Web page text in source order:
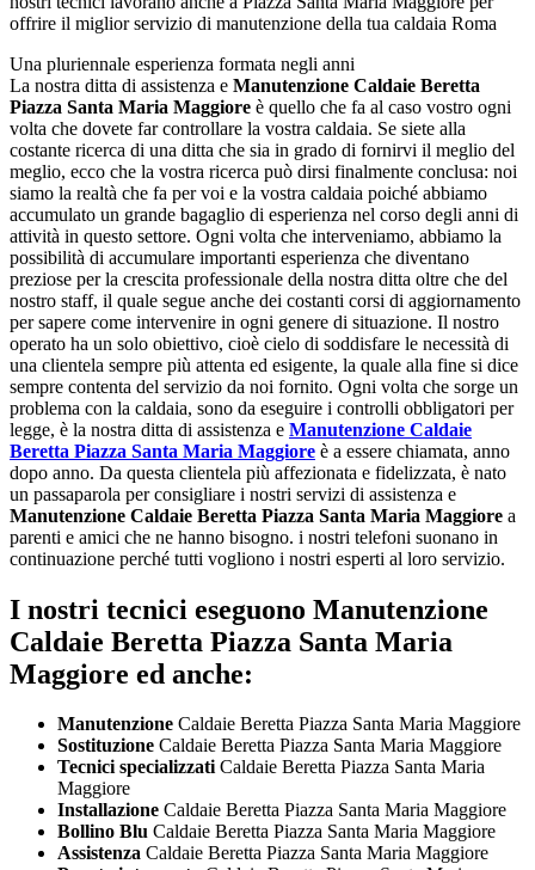
offrire il miglior servizio di manutenzione della tua caldaia Roma
Una pluriennale esperienza formata negli anni
La nostra ditta di assistenza e Manutenzione Caldaie Beretta
Piazza Santa Maria Maggiore è quello che fa al caso vostro ogni
volta che dovete far controllare la vostra caldaia. Se siete alla
costante ricerca di una ditta che sia in grado di fornirvi il meglio del
meglio, ecco che la vostra ricerca può dirsi finalmente conclusa: noi
siamo la realtà che fa per voi e la vostra caldaia poiché abbiamo
accumulato un grande bagaglio di esperienza nel corso degli anni di
attività in questo settore. Ogni volta che interveniamo, abbiamo la
possibilità di accumulare importanti esperienza che diventano
preziose per la crescita professionale della nostra ditta oltre che del
nostro staff, il quale segue anche dei costanti corsi di aggiornamento
per sapere come intervenire in ogni genere di situazione. Il nostro
operato ha un solo obiettivo, cioè cielo di soddisfare le necessità di
una clientela sempre più attenta ed esigente, la quale alla fine si dice
sempre contenta del servizio da noi fornito. Ogni volta che sorge un
problema con la caldaia, sono da eseguire i controlli obbligatori per
legge, è la nostra ditta di assistenza e Manutenzione Caldaie
Beretta Piazza Santa Maria Maggiore è a essere chiamata, anno
dopo anno. Da questa clientela più affezionata e fidelizzata, è nato
un passaparola per consigliare i nostri servizi di assistenza e
Manutenzione Caldaie Beretta Piazza Santa Maria Maggiore a
parenti e amici che ne hanno bisogno. i nostri telefoni suonano in
continuazione perché tutti vogliono i nostri esperti al loro servizio.
I nostri tecnici eseguono Manutenzione
Caldaie Beretta Piazza Santa Maria
Maggiore ed anche:
Manutenzione Caldaie Beretta Piazza Santa Maria Maggiore
Sostituzione Caldaie Beretta Piazza Santa Maria Maggiore
Tecnici specializzatiCaldaie Beretta Piazza Santa Maria
Maggiore
Installazione Caldaie Beretta Piazza Santa Maria Maggiore
Bollino Blu Caldaie Beretta Piazza Santa Maria Maggiore
Assistenza Caldaie Beretta Piazza Santa Maria Maggiore